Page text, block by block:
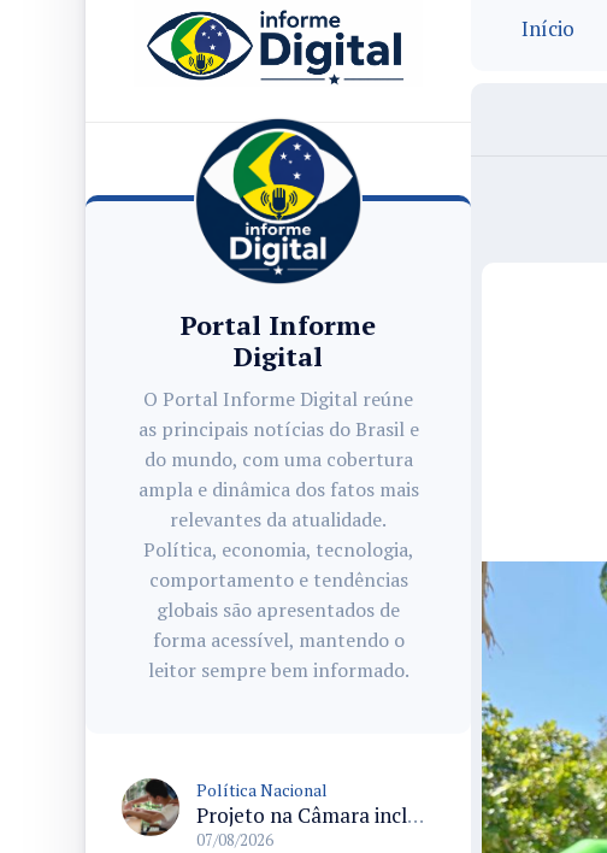
Portal Informe
Digital
O Portal Informe Digital reúne
as principais notícias do Brasil e
do mundo, com uma cobertura
ampla e dinâmica dos fatos mais
relevantes da atualidade.
Política, economia, tecnologia,
comportamento e tendências
globais são apresentados de
forma acessível, mantendo o
leitor sempre bem informado.
Política Nacional
Projeto na Câmara inclui estudantes com deficiência no regime escolar especial da LDB e estabelece critérios para frequência
07/08/2026
Início